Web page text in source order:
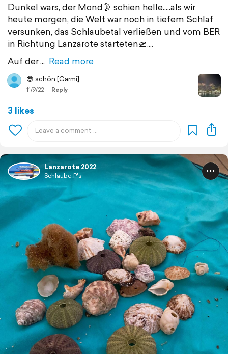
Dunkel wars, der Mond🌛 schien helle.....als wir
heute morgen, die Welt war noch in tiefem Schlaf
versunken, das Schlaubetal verließen und vom BER
in Richtung Lanzarote starteten🛫....
Auf der
Read more
😎 schön [Carmi]
11/9/22 Reply
3 likes
Lanzarote 2022
Schlaube P's